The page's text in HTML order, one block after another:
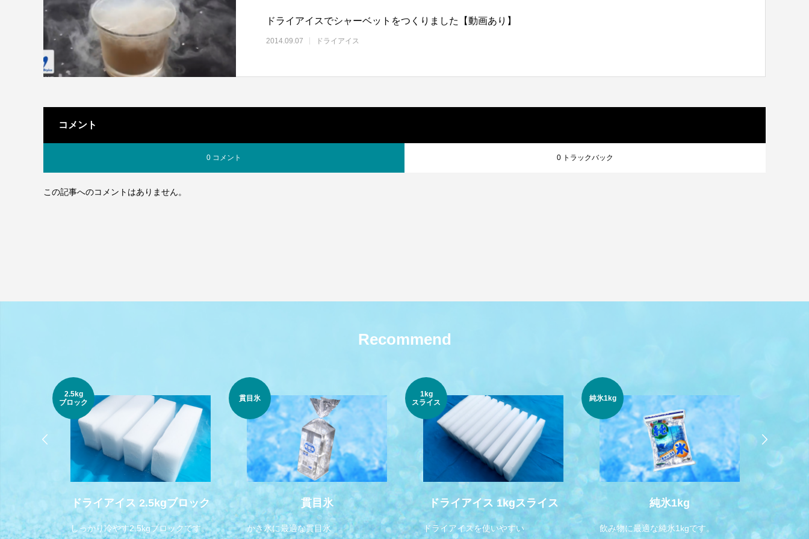
ドライアイスでシャーベットをつくりました【動画あり】
2014.09.07 ドライアイス
コメント
0 コメント 0 トラックバック
この記事へのコメントはありません。
Recommend
2.5kg
ブロック
ドライアイス 2.5kgブロック
しっかり冷やす2.5kgブロックです。
貫目氷
貫目氷
かき氷に最適な貫目氷
1kg
スライス
ドライアイス 1kgスライス
ドライアイスを使いやすい
純氷1kg
純氷1kg
飲み物に最適な純氷1kgです。
ド
ドライ